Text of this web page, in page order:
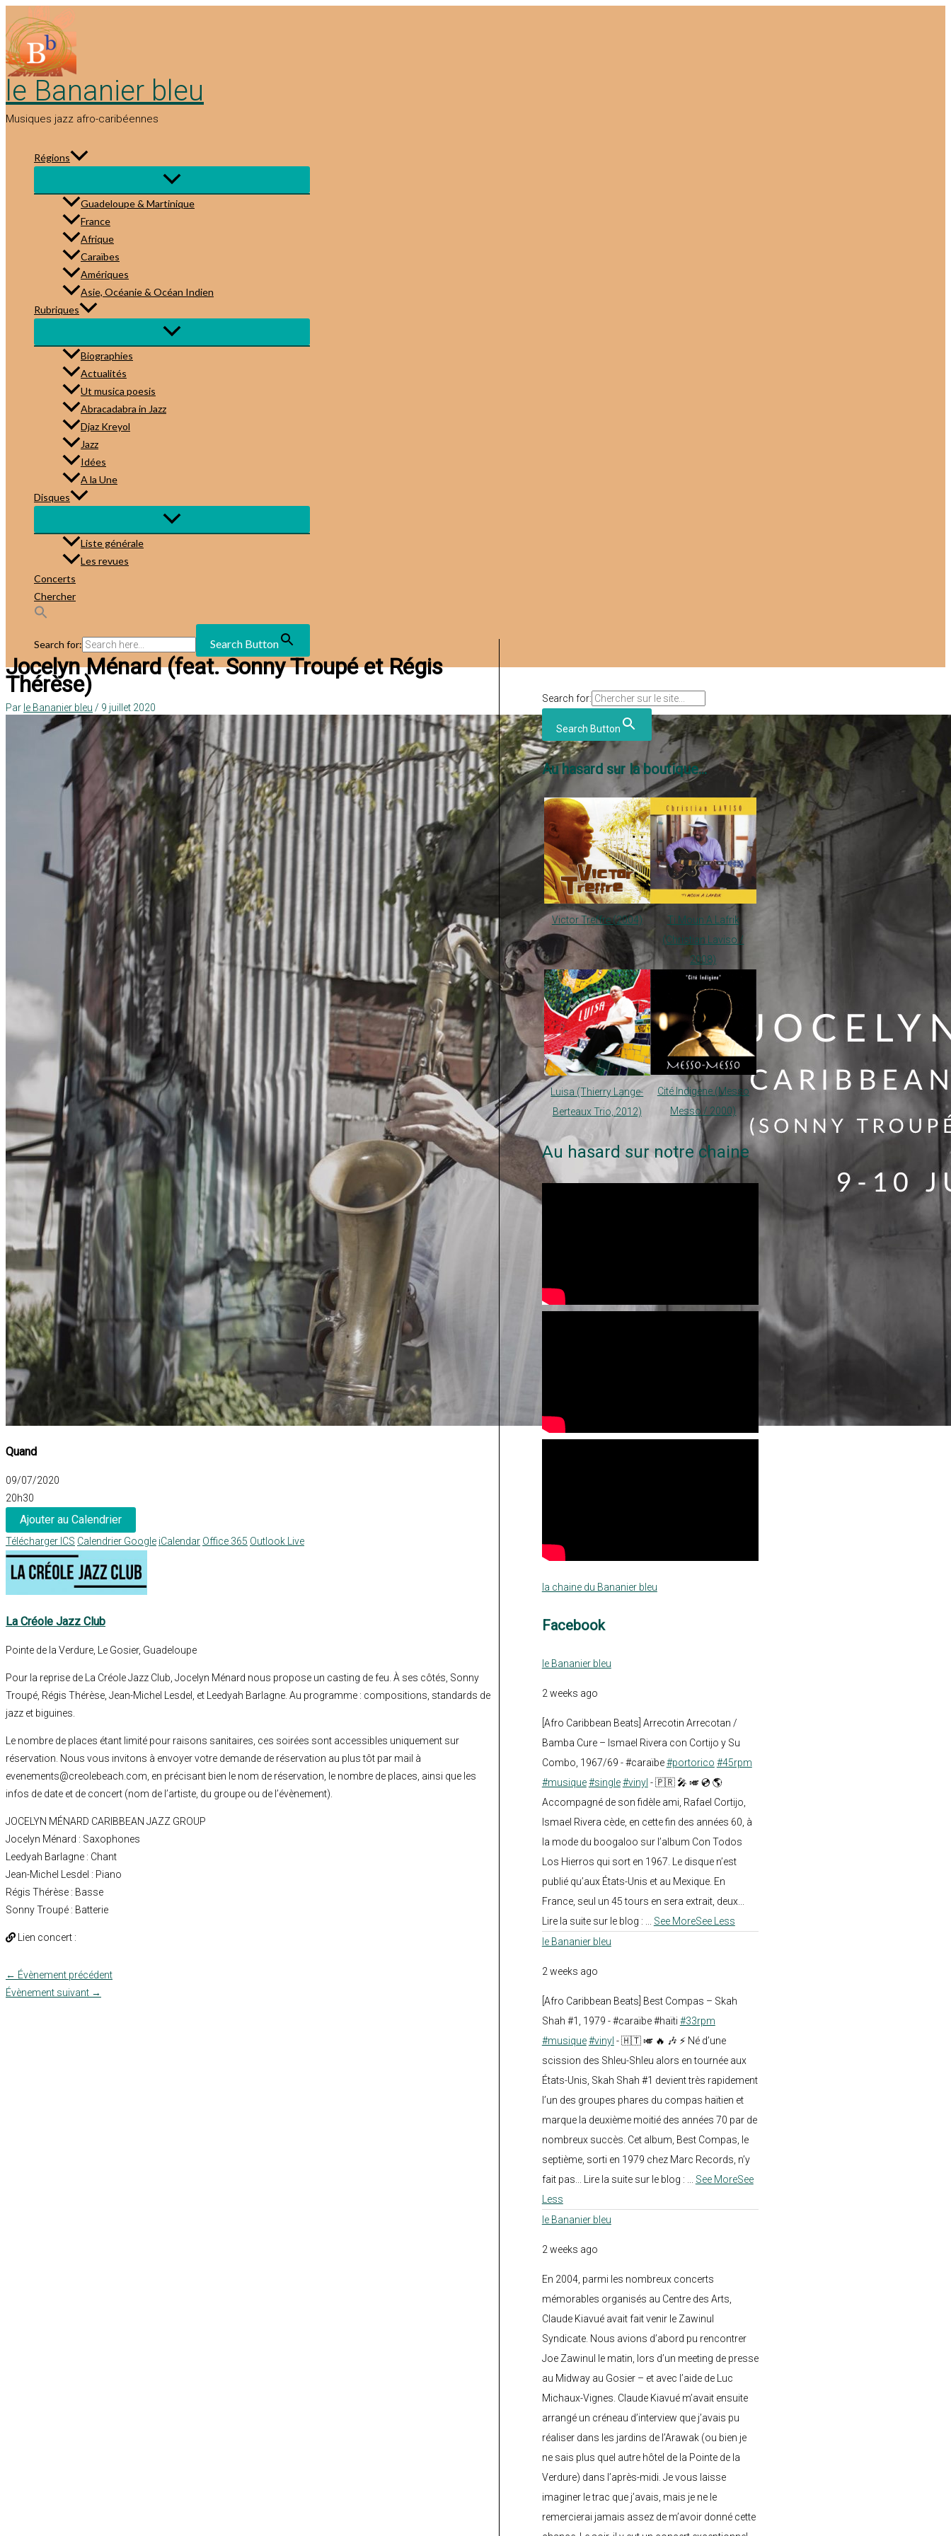
au
contenu
le Bananier bleu
Musiques jazz afro-caribéennes
Régions
Guadeloupe & Martinique
France
Afrique
Caraïbes
Amériques
Asie, Océanie & Océan Indien
Rubriques
Biographies
Actualités
Ut musica poesis
Abracadabra in Jazz
Djaz Kreyol
Jazz
Idées
A la Une
Disques
Liste générale
Les revues
Concerts
Chercher
Search for: Search Button
Jocelyn Ménard (feat. Sonny Troupé et Régis
Thérèse)
Par le Bananier bleu / 9 juillet 2020
Quand
09/07/2020
20h30
Ajouter au Calendrier
Télécharger ICS Calendrier Google iCalendar Office 365 Outlook Live
La Créole Jazz Club
Pointe de la Verdure, Le Gosier, Guadeloupe
Pour la reprise de La Créole Jazz Club, Jocelyn Ménard nous propose un casting de feu. À ses côtés, Sonny
Troupé, Régis Thérèse, Jean-Michel Lesdel, et Leedyah Barlagne. Au programme : compositions, standards de
jazz et biguines.
Le nombre de places étant limité pour raisons sanitaires, ces soirées sont accessibles uniquement sur
réservation. Nous vous invitons à envoyer votre demande de réservation au plus tôt par mail à
evenements@creolebeach.com, en précisant bien le nom de réservation, le nombre de places, ainsi que les
infos de date et de concert (nom de l’artiste, du groupe ou de l’évènement).
JOCELYN MÉNARD CARIBBEAN JAZZ GROUP
Jocelyn Ménard : Saxophones
Leedyah Barlagne : Chant
Jean-Michel Lesdel : Piano
Régis Thérèse : Basse
Sonny Troupé : Batterie
Lien concert :
← Évènement précédent
Évènement suivant →
Search for:
Search Button
Au hasard sur la boutique...
Victor Treffre (2004)
Ti Moun A Lafrik
(Christian Laviso /
2008)
Luisa (Thierry Lange-
Berteaux Trio, 2012)
Cité Indigène (Messo
Messo / 2000)
Au hasard sur notre chaine
la chaine du Bananier bleu
Facebook
le Bananier bleu
2 weeks ago
[Afro Caribbean Beats] Arrecotin Arrecotan /
Bamba Cure – Ismael Rivera con Cortijo y Su
Combo, 1967/69 - #caraïbe#portorico #45rpm
#musique #single #vinyl - 🇵🇷 🎤 🎺 💿 🌎
Accompagné de son fidèle ami, Rafael Cortijo,
Ismael Rivera cède, en cette fin des années 60, à
la mode du boogaloo sur l’album Con Todos
Los Hierros qui sort en 1967. Le disque n’est
publié qu’aux États-Unis et au Mexique. En
France, seul un 45 tours en sera extrait, deux...
Lire la suite sur le blog :
See MoreSee Less
le Bananier bleu
2 weeks ago
[Afro Caribbean Beats] Best Compas – Skah
Shah #1, 1979 - #caraïbe #haïti #33rpm
#musique #vinyl - 🇭🇹 🎺 🔥 🎶 ⚡ Né d’une
scission des Shleu-Shleu alors en tournée aux
États-Unis, Skah Shah #1 devient très rapidement
l’un des groupes phares du compas haïtien et
marque la deuxième moitié des années 70 par de
nombreux succès. Cet album, Best Compas, le
septième, sorti en 1979 chez Marc Records, n’y
fait pas... Lire la suite sur le blog :
See MoreSee
Less
le Bananier bleu
2 weeks ago
En 2004, parmi les nombreux concerts
mémorables organisés au Centre des Arts,
Claude Kiavué avait fait venir le Zawinul
Syndicate. Nous avions d’abord pu rencontrer
Joe Zawinul le matin, lors d’un meeting de presse
au Midway au Gosier – et avec l’aide de Luc
Michaux-Vignes. Claude Kiavué m’avait ensuite
arrangé un créneau d’interview que j’avais pu
réaliser dans les jardins de l’Arawak (ou bien je
ne sais plus quel autre hôtel de la Pointe de la
Verdure) dans l’après-midi. Je vous laisse
imaginer le trac que j’avais, mais je ne le
remercierai jamais assez de m’avoir donné cette